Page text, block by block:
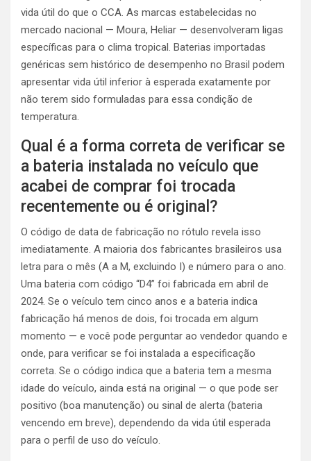
vida útil do que o CCA. As marcas estabelecidas no
mercado nacional — Moura, Heliar — desenvolveram ligas
específicas para o clima tropical. Baterias importadas
genéricas sem histórico de desempenho no Brasil podem
apresentar vida útil inferior à esperada exatamente por
não terem sido formuladas para essa condição de
temperatura.
Qual é a forma correta de verificar se
a bateria instalada no veículo que
acabei de comprar foi trocada
recentemente ou é original?
O código de data de fabricação no rótulo revela isso
imediatamente. A maioria dos fabricantes brasileiros usa
letra para o mês (A a M, excluindo I) e número para o ano.
Uma bateria com código “D4” foi fabricada em abril de
2024. Se o veículo tem cinco anos e a bateria indica
fabricação há menos de dois, foi trocada em algum
momento — e você pode perguntar ao vendedor quando e
onde, para verificar se foi instalada a especificação
correta. Se o código indica que a bateria tem a mesma
idade do veículo, ainda está na original — o que pode ser
positivo (boa manutenção) ou sinal de alerta (bateria
vencendo em breve), dependendo da vida útil esperada
para o perfil de uso do veículo.